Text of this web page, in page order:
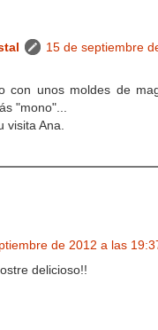
15 de septiembre
con unos moldes de
"mono"...
visita Ana.
de 2012 a las
delicioso!!